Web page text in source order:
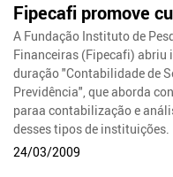
Fipecafi promove
A Fundação Instituto de
Financeiras (Fipecafi) abriu
duração "Contabilidade de
Previdência", que aborda
paraa contabilização e
desses tipos de instituições.
24/03/2009